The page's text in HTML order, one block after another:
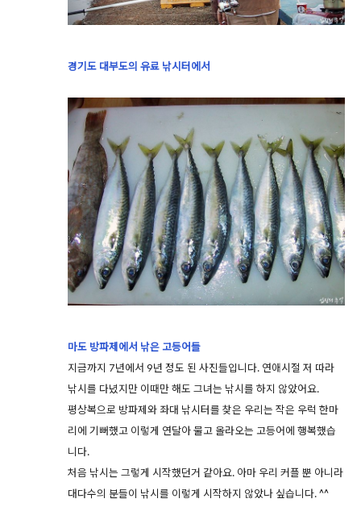
경기도 대부도의 유료 낚시터에서
마도 방파제에서 낚은 고등어들
지금까지 7년에서 9년 정도 된 사진들입니다. 연애시절 저 따라
낚시를 다녔지만 이때만 해도 그녀는 낚시를 하지 않았어요.
평상복으로 방파제와 좌대 낚시터를 찾은 우리는 작은 우럭 한마
리에 기뻐했고 이렇게 연달아 물고 올라오는 고등어에 행복했습
니다.
처음 낚시는 그렇게 시작했던거 같아요. 아마 우리 커플 뿐 아니라
대다수의 분들이 낚시를 이렇게 시작하지 않았나 싶습니다. ^^